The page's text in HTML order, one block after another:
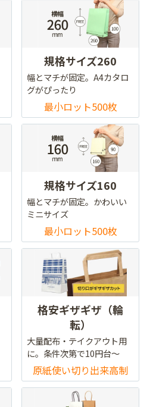
規格サイズ260
幅とマチが固定。A4カタロ
グがぴったり
最小ロット500枚
規格サイズ160
幅とマチが固定。かわいい
ミニサイズ
最小ロット500枚
格安ギザギザ（輪
転）
大量配布・テイクアウト用
に。条件次第で10円台～
原紙使い切り出来高制